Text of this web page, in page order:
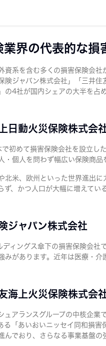
業界の代表的な損
資系を含む多くの損害保険会
険ジャパン株式会社」「三井
の4社が国内シェアの大半を占
日動火災保険株式会
で初めて損害保険会社を設立し
・個人を問わず幅広い保険商品
北米、欧州といった世界進出
ず、かつ人口が大幅に増えてい
ジャパン株式会社
ディングス傘下の損害保険会社
みがあります。近年は医療・介
海上火災保険株式会
ュアランスグループの中核企業
る「あいおいニッセイ同和損
んでおり、さらなる事業基盤の